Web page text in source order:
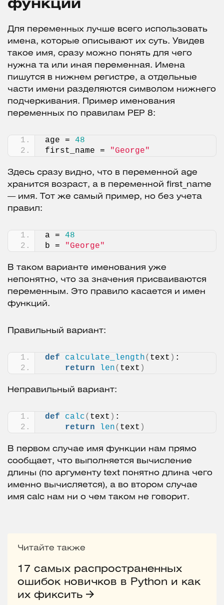
функций
Для переменных лучше всего использовать
имена, которые описывают их суть. Увидев
такое имя, сразу можно понять для чего
нужна та или иная переменная. Имена
пишутся в нижнем регистре, а отдельные
части имени разделяются символом нижнего
подчеркивания. Пример именования
переменных по правилам PEP 8:
age = 48
first_name =
"George"
Здесь сразу видно, что в переменной age
хранится возраст, а в переменной first_name
— имя. Тот же самый пример, но без учета
правил:
a = 48
b =
"George"
В таком варианте именования уже
непонятно, что за значения присваиваются
переменным. Это правило касается и имен
функций.
Правильный вариант:
def calculate_length( text ) :
return
len( text )
Неправильный вариант:
def calc( text ) :
return
len( text )
В первом случае имя функции нам прямо
сообщает, что выполняется вычисление
длины (по аргументу text понятно длина чего
именно вычисляется), а во втором случае
имя calc нам ни о чем таком не говорит.
Читайте также
17 самых распространенных
ошибок новичков в Python и как
их фиксить